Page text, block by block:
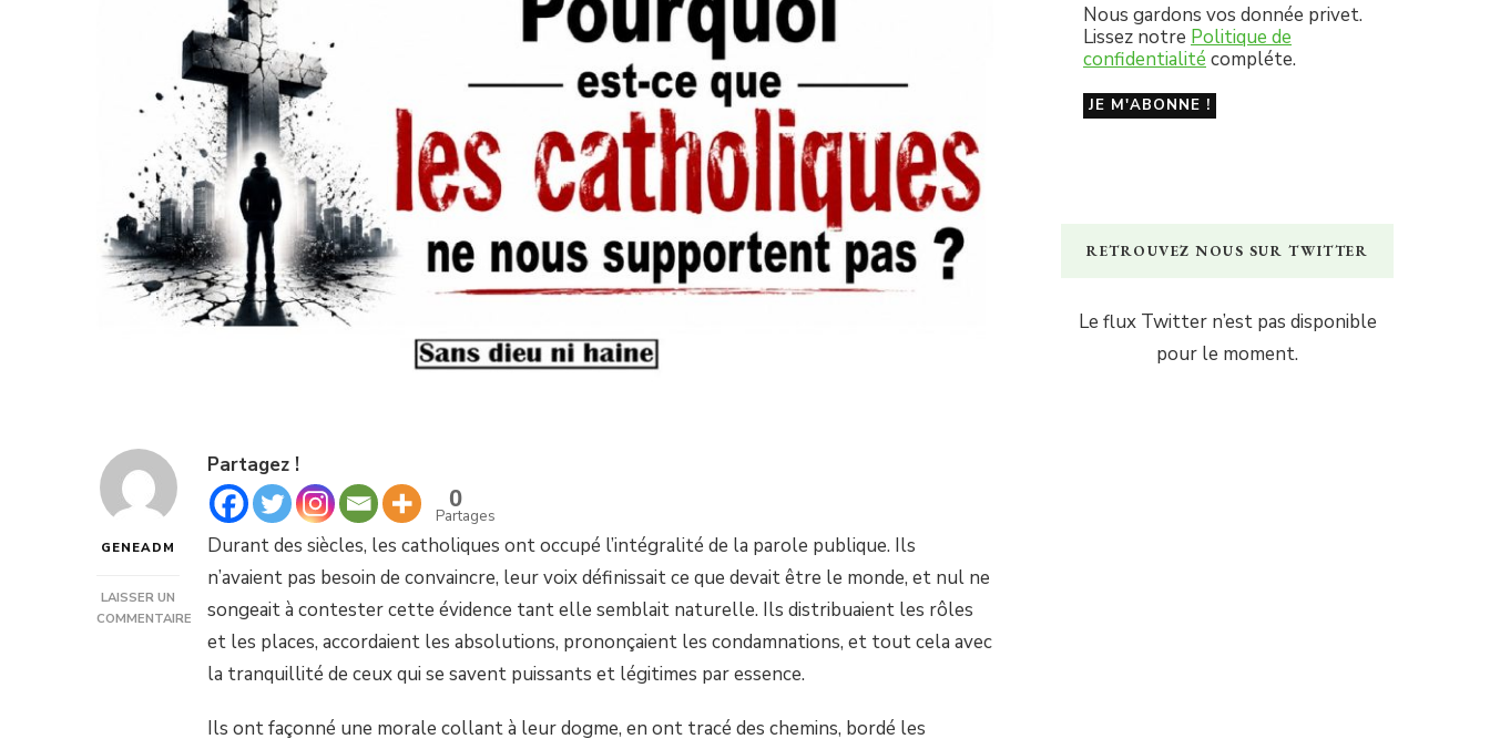
GENEADM
LAISSER UN
COMMENTAIRE
Partagez !
0
Partages
Durant des siècles, les catholiques ont occupé l’intégralité de la parole publique. Ils
n’avaient pas besoin de convaincre, leur voix définissait ce que devait être le monde, et nul ne
songeait à contester cette évidence tant elle semblait naturelle. Ils distribuaient les rôles
et les places, accordaient les absolutions, prononçaient les condamnations, et tout cela avec
la tranquillité de ceux qui se savent puissants et légitimes par essence.
Ils ont façonné une morale collant à leur dogme, en ont tracé des chemins, bordé les
Nous gardons vos donnée privet.
Lissez notre Politique de
confidentialité compléte.
RETROUVEZ NOUS SUR TWITTER
Le flux Twitter n’est pas disponible
pour le moment.